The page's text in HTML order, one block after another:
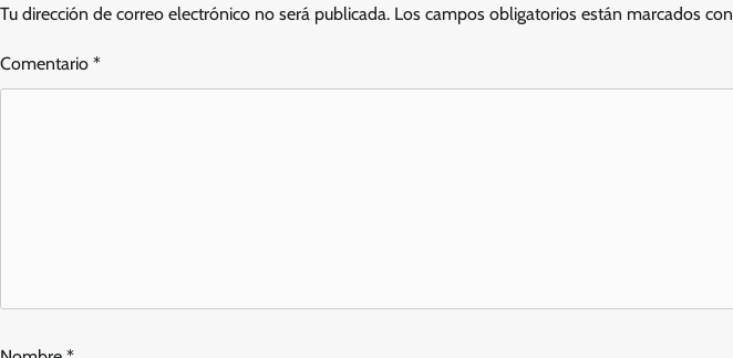
Tu dirección de correo electrónico no será publicada. Los campos obligatorios están marcados con
Comentario *